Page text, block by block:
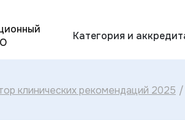
Категория и
клинических рекомендаций 2025 /